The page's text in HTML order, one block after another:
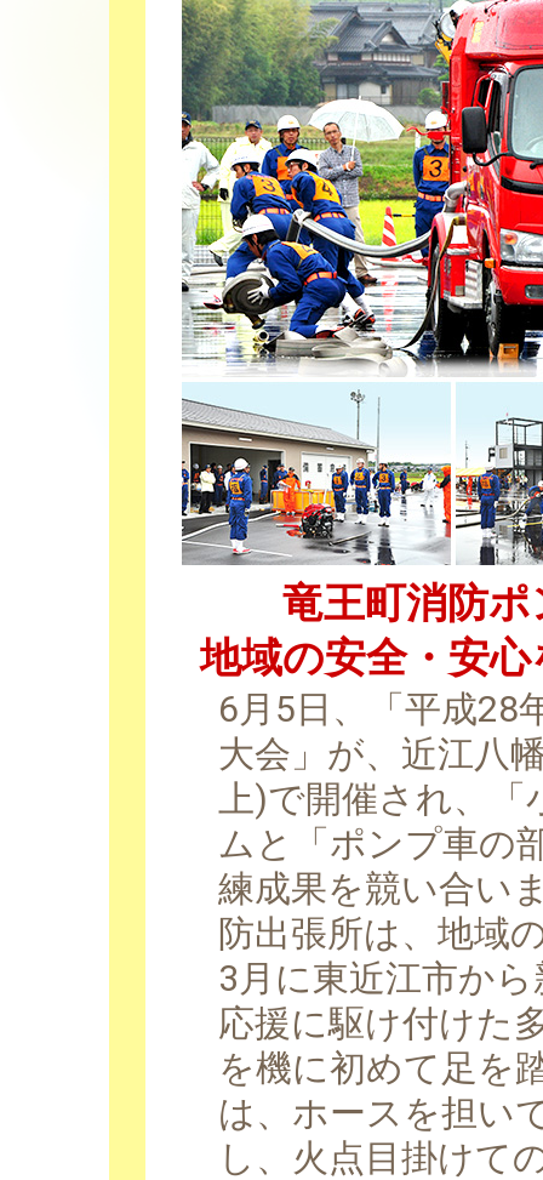
竜王町消防
地域の安全・安
6月5日、「平成28
大会」が、近江八
上)で開催され、「
ムと「ポンプ車の
練成果を競い合い
防出張所は、地域
3月に東近江市か
応援に駆け付けた
を機に初めて足を
は、ホースを担い
し、火点目掛けて